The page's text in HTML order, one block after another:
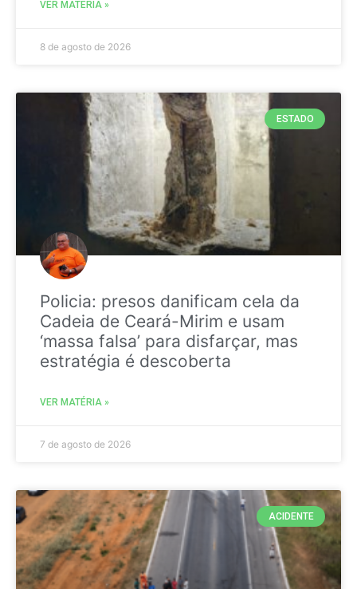
VER MATÉRIA »
8 de agosto de 2026
ESTADO
Policia: presos danificam cela da
Cadeia de Ceará-Mirim e usam
‘massa falsa’ para disfarçar, mas
estratégia é descoberta
VER MATÉRIA »
7 de agosto de 2026
ACIDENTE